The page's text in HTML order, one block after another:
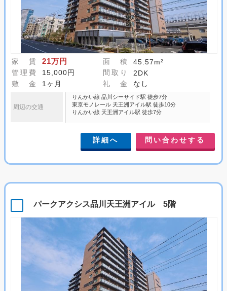
家 賃 21万円 面 積
45.57m²
管理費
15,000円 間取り
2DK
敷 金
1ヶ月 礼 金 なし
周辺の交通
りんかい線 品川シーサイド駅 徒歩7分
東京モノレール 天王洲アイル駅 徒歩10分
りんかい線 天王洲アイル駅 徒歩7分
詳細へ 問い合わせする
パークアクシス品川天王洲アイル 5階